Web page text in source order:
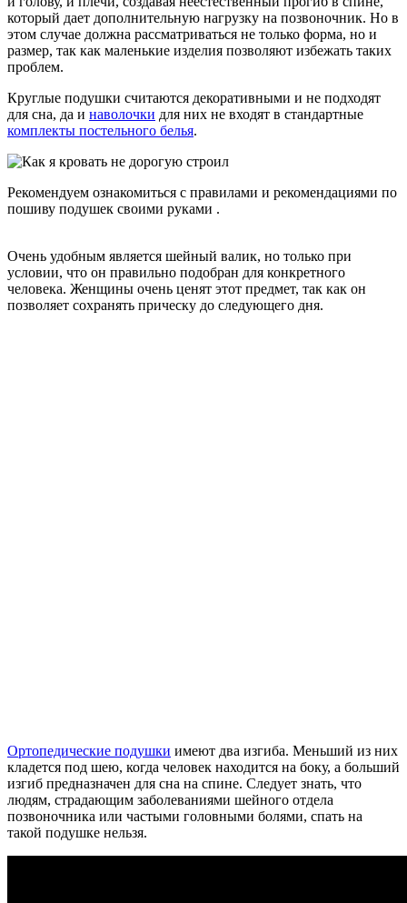
который дает дополнительную нагрузку на позвоночник. Но в
этом случае должна рассматриваться не только форма, но и
размер, так как маленькие изделия позволяют избежать таких
проблем.
Круглые подушки считаются декоративными и не подходят
для сна, да и наволочки для них не входят в стандартные
комплекты постельного белья.
Рекомендуем ознакомиться с правилами и рекомендациями по
пошиву подушек своими руками .
Очень удобным является шейный валик, но только при
условии, что он правильно подобран для конкретного
человека. Женщины очень ценят этот предмет, так как он
позволяет сохранять прическу до следующего дня.
Ортопедические подушки имеют два изгиба. Меньший из них
кладется под шею, когда человек находится на боку, а больший
изгиб предназначен для сна на спине. Следует знать, что
людям, страдающим заболеваниями шейного отдела
позвоночника или частыми головными болями, спать на
такой подушке нельзя.